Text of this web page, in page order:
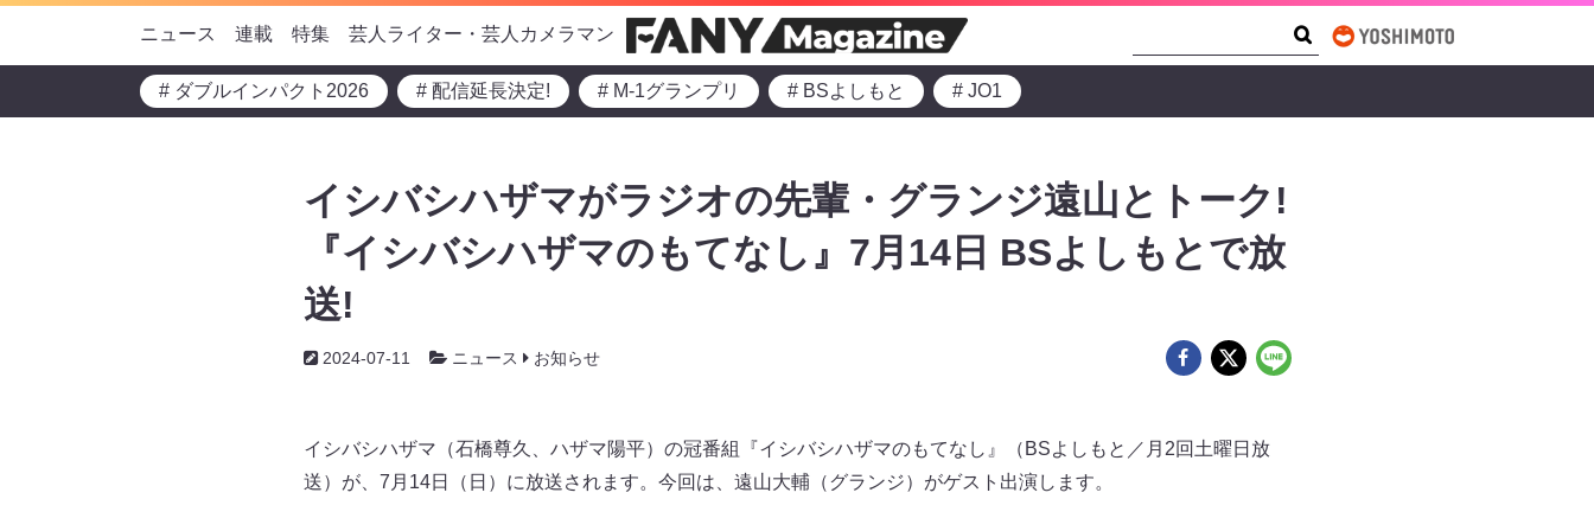
ニュース 連載 特集 芸人ライター・芸人カメラマン
# ダブルインパクト2026 # 配信延長決定! # M-1グランプリ # BSよしもと # JO1
イシバシハザマがラジオの先輩・グランジ遠山とトーク!
『イシバシハザマのもてなし』7月14日 BSよしもとで放
送!
2024-07-11 ニュース お知らせ
イシバシハザマ（石橋尊久、ハザマ陽平）の冠番組『イシバシハザマのもてなし』（BSよしもと／月2回土曜日放
送）が、7月14日（日）に放送されます。今回は、遠山大輔（グランジ）がゲスト出演します。